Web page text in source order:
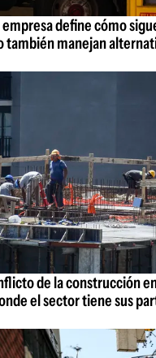
empresa define cómo
también manejan
de la construcción
el sector tiene sus